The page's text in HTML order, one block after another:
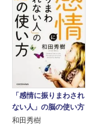
「感情に振りまわされ
ない人」の脳の使い方
和田秀樹